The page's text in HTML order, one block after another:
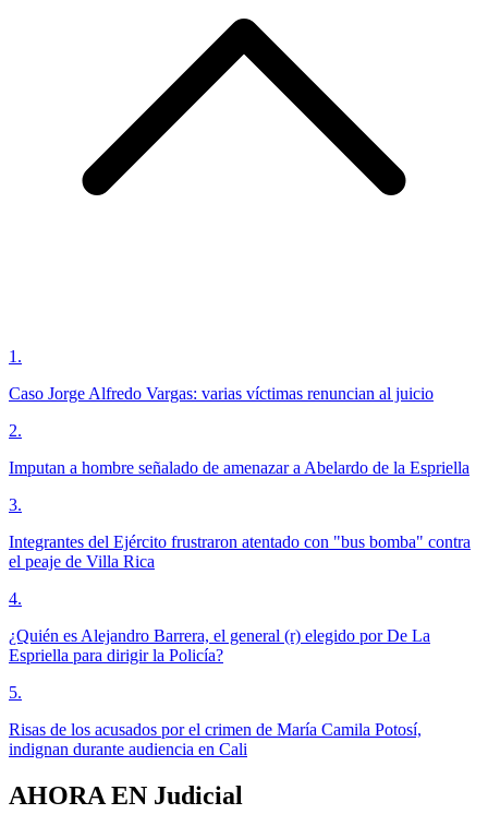
1 .
Caso Jorge Alfredo Vargas: varias víctimas renuncian al juicio
2.
Imputan a hombre señalado de amenazar a Abelardo de la Espriella
3.
Integrantes del Ejército frustraron atentado con "bus bomba" contra
el peaje de Villa Rica
4.
¿Quién es Alejandro Barrera, el general (r) elegido por De La
Espriella para dirigir la Policía?
5.
Risas de los acusados por el crimen de María Camila Potosí,
indignan durante audiencia en Cali
AHORA EN Judicial